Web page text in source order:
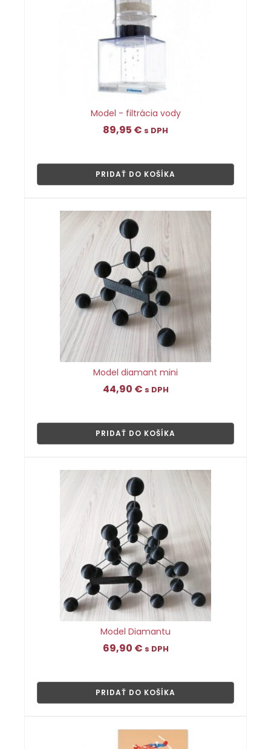
Model - filtrácia vody
89,95 € s DPH
PRIDAŤ DO KOŠÍKA
Model diamant mini
44,90 € s DPH
PRIDAŤ DO KOŠÍKA
Model Diamantu
69,90 € s DPH
PRIDAŤ DO KOŠÍKA